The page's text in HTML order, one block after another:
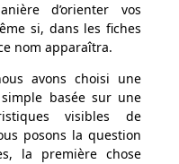
d’orienter vos
si, dans les fiches
nom apparaîtra.
avons choisi une
simple basée sur une
visibles de
posons la question
la première chose